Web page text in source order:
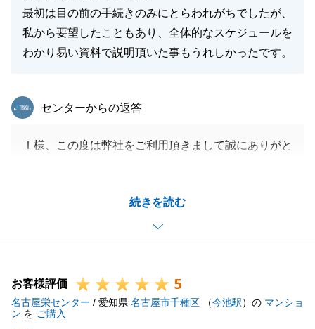
最初は目の前の手続きのみにとらわれがちでしたが、
私から要望したこともあり、全体的なスケジュールを
わかり易い資料で説明頂いた事もうれしかったです。
続きを読む
東急リバブル
センターからの返答
Ｉ様、この度は弊社をご利用頂きまして誠にありがと
ールとご自宅の売却スケジュールの調整でご不安が大
きかったかと思いますが、いいタイミングでご希望条
件に合った不動産が出てきて進められたのが何より良
また、お仕事でお忙しい中、ご契約に必要な書類のご
準備など早急にご対応頂けたことも、スムーズにお取
引を進められた要因の一つです。
お客様評価 5
名古屋栄センター / 愛知県 名古屋市千種区 （今池駅）の マンショ
ン を ご購入